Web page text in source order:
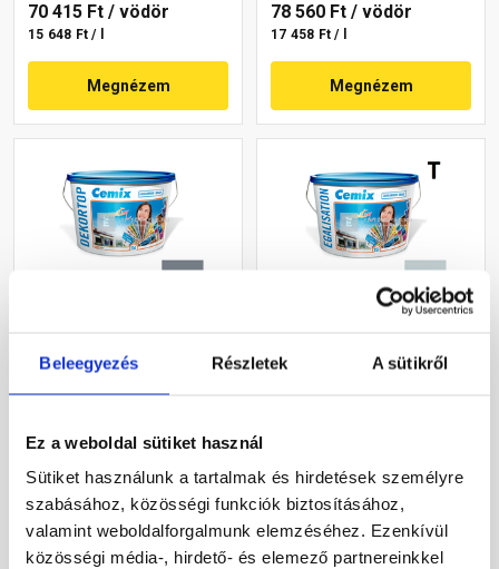
Beleegyezés Részletek A sütikről
Ez a weboldal sütiket használ
Sütiket használunk a tartalmak és hirdetések személyre
szabásához, közösségi funkciók biztosításához,
valamint weboldalforgalmunk elemzéséhez. Ezenkívül
közösségi média-, hirdető- és elemező partnereinkkel
70 415 Ft / vödör
15 648 Ft / l
Megnézem
78 560 Ft / vödör
17 458 Ft / l
Megnézem
diszperziós
70 415 Ft/ vödör
15 648 Ft / l
Megnézem
színfelújító
85 025 Ft/ vödör
5 668 Ft / l
Megnézem